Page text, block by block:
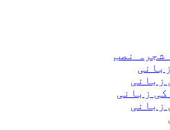
شجرہ نصب
زبانی
زبانی
زبانی